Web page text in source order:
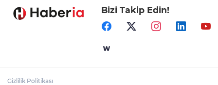
Bizi Takip Edin!
Gizlilik Politikası